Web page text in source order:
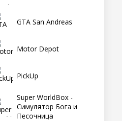
GTA San Andreas
Motor Depot
PickUp
Super WorldBox -
Симулятор Бога и
Песочница